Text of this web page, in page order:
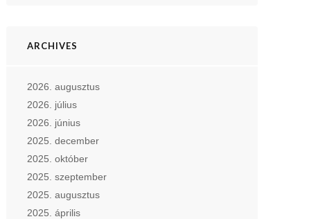
ARCHIVES
2026. augusztus
2026. július
2026. június
2025. december
2025. október
2025. szeptember
2025. augusztus
2025. április